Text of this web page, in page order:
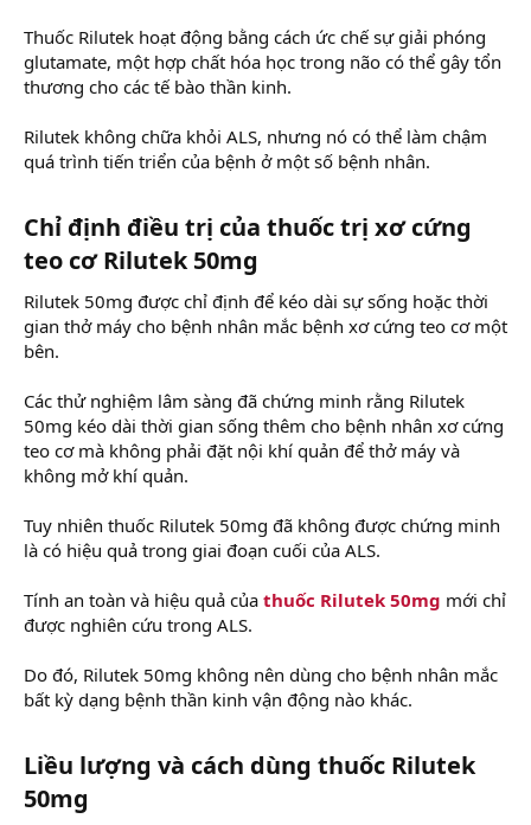
Thuốc Rilutek hoạt động bằng cách ức chế sự giải phóng
glutamate, một hợp chất hóa học trong não có thể gây tổn
thương cho các tế bào thần kinh.
Rilutek không chữa khỏi ALS, nhưng nó có thể làm chậm
quá trình tiến triển của bệnh ở một số bệnh nhân.
Chỉ định điều trị của thuốc trị xơ cứng
teo cơ Rilutek 50mg
Rilutek 50mg được chỉ định để kéo dài sự sống hoặc thời
gian thở máy cho bệnh nhân mắc bệnh xơ cứng teo cơ một
bên.
Các thử nghiệm lâm sàng đã chứng minh rằng Rilutek
50mg kéo dài thời gian sống thêm cho bệnh nhân xơ cứng
teo cơ mà không phải đặt nội khí quản để thở máy và
không mở khí quản.
Tuy nhiên thuốc Rilutek 50mg đã không được chứng minh
là có hiệu quả trong giai đoạn cuối của ALS.
Tính an toàn và hiệu quả của thuốc Rilutek 50mg mới chỉ
được nghiên cứu trong ALS.
Do đó, Rilutek 50mg không nên dùng cho bệnh nhân mắc
bất kỳ dạng bệnh thần kinh vận động nào khác.
Liều lượng và cách dùng thuốc Rilutek
50mg